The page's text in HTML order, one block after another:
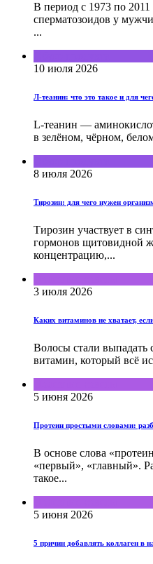
В период с 1973 по 2011
сперматозоидов у
...
10 июля 2026
Л-теанин: что это такое и для
L-теанин —
в зелёном, чёрном,
8 июля 2026
Тирозин: для чего нужен
Тирозин участвует в
гормонов щитовидной
концентрацию,...
3 июля 2026
Каких витаминов не хватает,
Волосы стали выпадать
витамин, который всё
5 июня 2026
Протеин простыми словами:
В основе слова
«первый», «главный».
такое...
5 июня 2026
5 причин добавлять коллаген в